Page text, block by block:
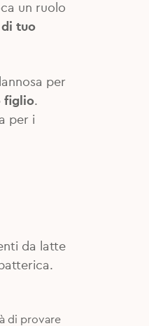
un ruolo
tuo
per
figlio.
per i
da latte
di provare